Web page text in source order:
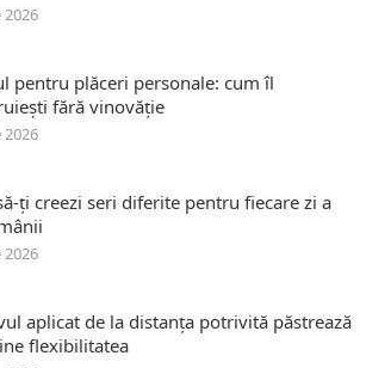
2026
pentru plăceri personale: cum îl
fără vinovăție
2026
ți creezi seri diferite pentru fiecare zi a
2026
aplicat de la distanța potrivită păstrează
flexibilitatea